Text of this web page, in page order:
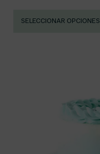
SELECCIONAR OPCIONES